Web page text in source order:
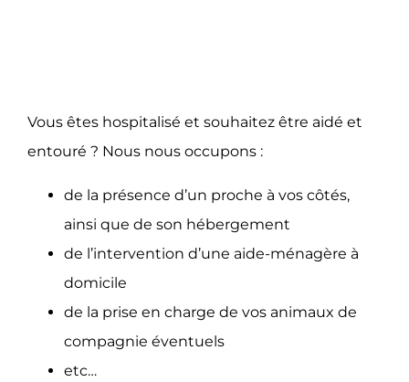
Vous êtes hospitalisé et souhaitez être aidé et
entouré ? Nous nous occupons :
de la présence d’un proche à vos côtés,
ainsi que de son hébergement
de l’intervention d’une aide-ménagère à
domicile
de la prise en charge de vos animaux de
compagnie éventuels
etc…